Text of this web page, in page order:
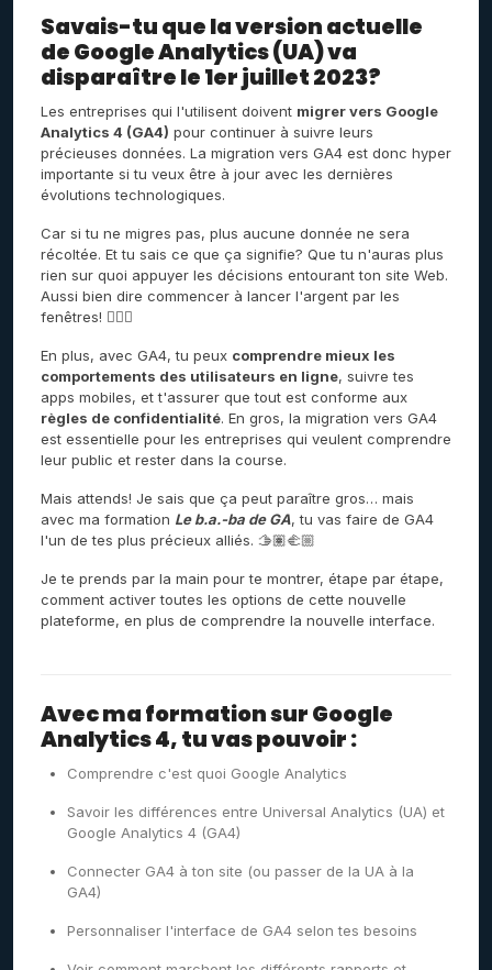
Savais-tu que la version actuelle
de Google Analytics (UA) va
disparaître le 1er juillet 2023?
Les entreprises qui l'utilisent doivent migrer vers Google
Analytics 4 (GA4) pour continuer à suivre leurs
précieuses données. La migration vers GA4 est donc hyper
importante si tu veux être à jour avec les dernières
évolutions technologiques.
Car si tu ne migres pas, plus aucune donnée ne sera
récoltée. Et tu sais ce que ça signifie? Que tu n'auras plus
rien sur quoi appuyer les décisions entourant ton site Web.
Aussi bien dire commencer à lancer l'argent par les
fenêtres! 🤷🏼‍♀️
En plus, avec GA4, tu peux comprendre mieux les
comportements des utilisateurs en ligne, suivre tes
apps mobiles, et t'assurer que tout est conforme aux
règles de confidentialité. En gros, la migration vers GA4
est essentielle pour les entreprises qui veulent comprendre
leur public et rester dans la course.
Mais attends! Je sais que ça peut paraître gros… mais
avec ma formation Le b.a.-ba de GA, tu vas faire de GA4
l'un de tes plus précieux alliés. 🫱🏽‍🫲🏼
Je te prends par la main pour te montrer, étape par étape,
comment activer toutes les options de cette nouvelle
plateforme, en plus de comprendre la nouvelle interface.
Avec ma formation sur Google
Analytics 4, tu vas pouvoir :
Comprendre c'est quoi Google Analytics
Savoir les différences entre Universal Analytics (UA) et
Google Analytics 4 (GA4)
Connecter GA4 à ton site (ou passer de la UA à la
GA4)
Personnaliser l'interface de GA4 selon tes besoins